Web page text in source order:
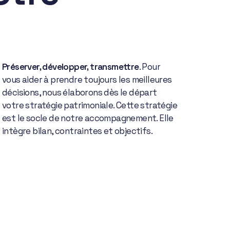
Préserver, développer, transmettre. Pour
vous aider à prendre toujours les meilleures
décisions, nous élaborons dès le départ
votre stratégie patrimoniale. Cette stratégie
est le socle de notre accompagnement. Elle
intègre bilan, contraintes et objectifs.